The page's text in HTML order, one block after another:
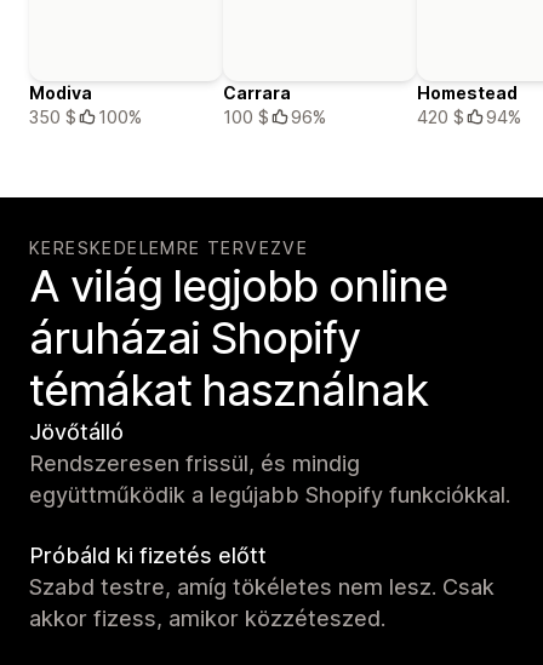
Modiva
350 $
100%
Carrara
100 $
96%
Homestead
420 $
94%
KERESKEDELEMRE TERVEZVE
A világ legjobb online
áruházai Shopify
témákat használnak
Jövőtálló
Rendszeresen frissül, és mindig
együttműködik a legújabb Shopify funkciókkal.
Próbáld ki fizetés előtt
Szabd testre, amíg tökéletes nem lesz. Csak
akkor fizess, amikor közzéteszed.